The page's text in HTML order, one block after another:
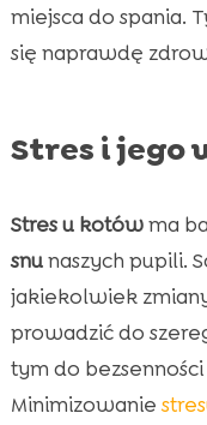
miejsca do spania.
się naprawdę
Stres i jego
Stres u kotówma
snunaszych pupili.
jakiekolwiek
prowadzić do
tym do bezsenności
Minimizowanie